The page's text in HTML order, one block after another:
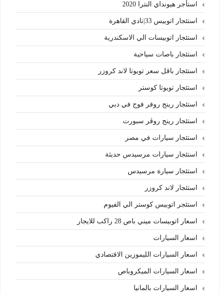
استأجر هيونداي النترا 2020
استئجار اتوبيس 33|نادي القاهرة
استئجار اتوبيسات الي الاسكندرية
استئجار باصات سياحية
استئجار باقل سعر تويوتا لاند كروزر
استئجار تويوتا كوستر
استئجار رينج روفر فوج في دبي
استئجار رينج روڤر سبورت
استئجار سيارات في مصر
استئجار سيارات مرسيدس حديثة
استئجار سيارة مرسيدس
استئجار لاند كروزر
استئجر اتوبيس كوستر الي الفيوم
اسعار اتوبيسات ميني باص 28 راكب للايجار
اسعار السيارات
اسعار السيارات الليموزين الاقتصادي
اسعار السيارات الميكروباص
اسعار السيارات بالمانيا